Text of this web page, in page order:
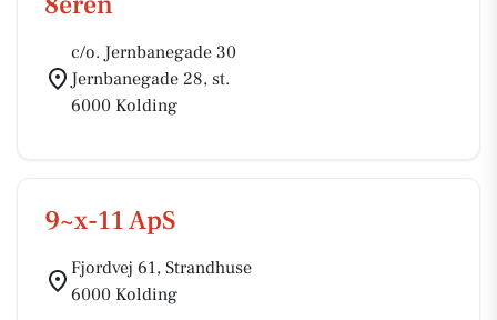
c/o. Jernbanegade 30
Jernbanegade 28, st.
6000 Kolding
9~x-11 ApS
Fjordvej 61, Strandhuse
6000 Kolding